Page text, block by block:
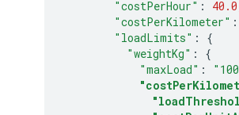
"costPerHour" : 40.0
"costPerKilometer" :
"loadLimits" :
{
"weightKg" :
{
"maxLoad" :